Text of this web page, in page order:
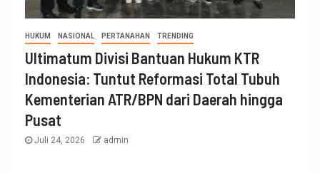
HUKUM NASIONAL PERTANAHAN TRENDING
Ultimatum Divisi Bantuan Hukum KTR
Indonesia: Tuntut Reformasi Total Tubuh
Kementerian ATR/BPN dari Daerah hingga
Pusat
Juli 24, 2026 admin